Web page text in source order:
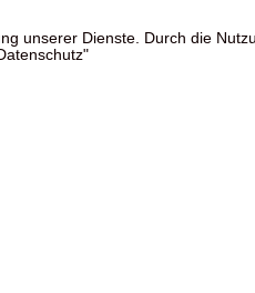
unserer Dienste. Durch die